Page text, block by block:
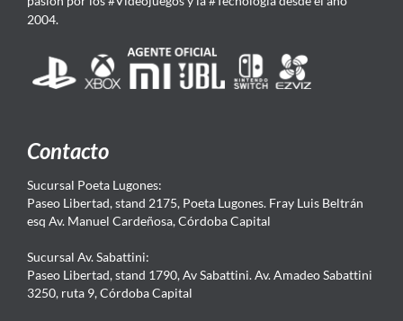
2004.
Contacto
Sucursal Poeta Lugones:
Paseo Libertad, stand 2175, Poeta Lugones. Fray Luis Beltrán
esq Av. Manuel Cardeñosa, Córdoba Capital
Sucursal Av. Sabattini:
Paseo Libertad, stand 1790, Av Sabattini. Av. Amadeo Sabattini
3250, ruta 9, Córdoba Capital